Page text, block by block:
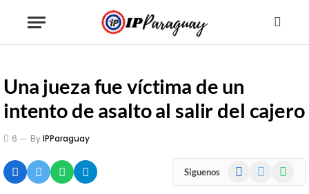
Una jueza fue víctima de un
intento de asalto al salir del cajero
6 ByIPParaguay
Siguenos Facebook